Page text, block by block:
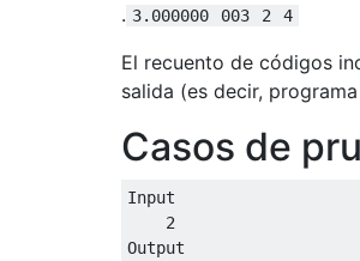
. 3.000000 003 2 4
El recuento de códigos
salida (es decir,
Casos de
Input
    2
Output